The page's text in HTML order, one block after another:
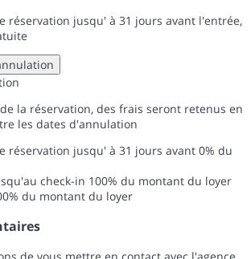
réservation jusqu' à 31 jours avant l'entrée,
la réservation, des frais seront retenus en
les dates d'annulation
réservation jusqu' à 31 jours avant 0% du
check-in 100% du montant du loyer
du montant du loyer